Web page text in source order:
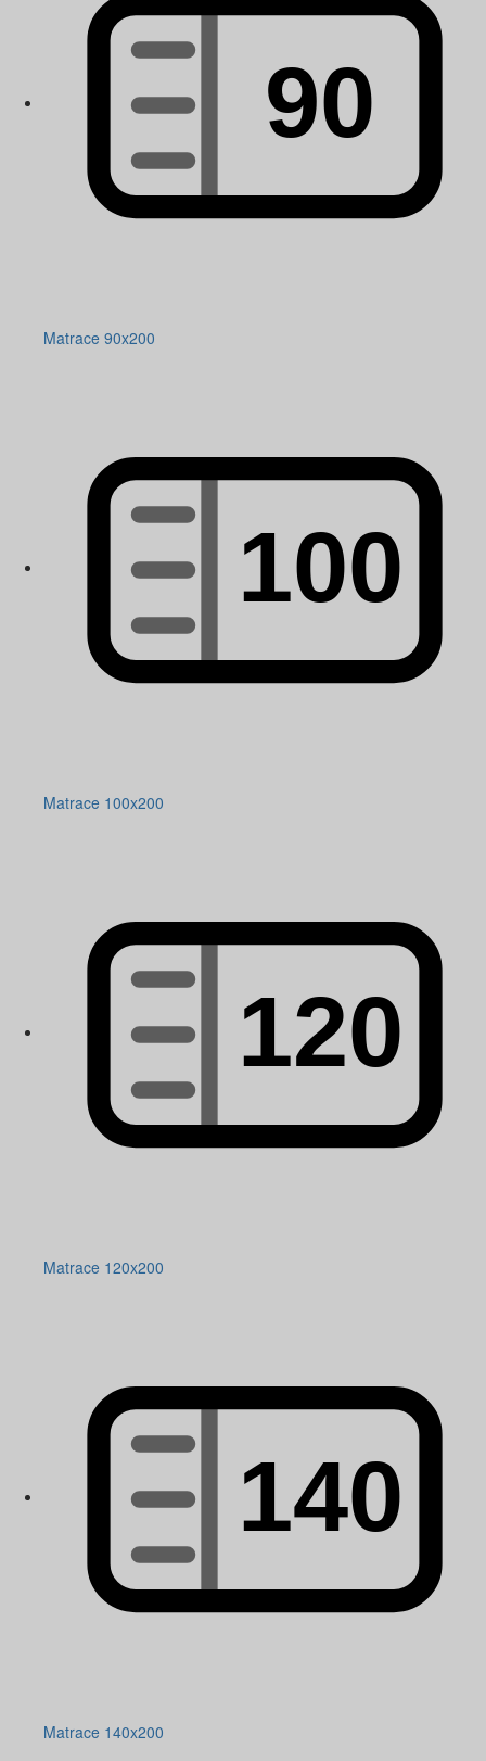
Matrace 90x200
Matrace 100x200
Matrace 120x200
Matrace 140x200